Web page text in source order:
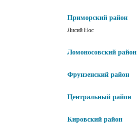
Приморский район
Лисий Нос
Ломоносовский район
Фрунзенский район
Центральный район
Кировский район